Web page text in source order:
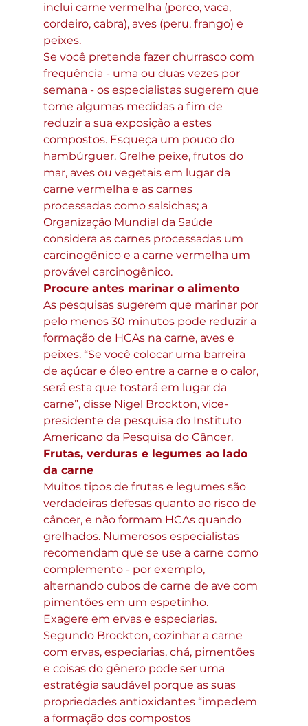
inclui carne vermelha (porco, vaca,
cordeiro, cabra), aves (peru, frango) e
peixes.
Se você pretende fazer churrasco com
frequência - uma ou duas vezes por
semana - os especialistas sugerem que
tome algumas medidas a fim de
reduzir a sua exposição a estes
compostos. Esqueça um pouco do
hambúrguer. Grelhe peixe, frutos do
mar, aves ou vegetais em lugar da
carne vermelha e as carnes
processadas como salsichas; a
Organização Mundial da Saúde
considera as carnes processadas um
carcinogênico e a carne vermelha um
provável carcinogênico.
Procure antes marinar o alimento
As pesquisas sugerem que marinar por
pelo menos 30 minutos pode reduzir a
formação de HCAs na carne, aves e
peixes. “Se você colocar uma barreira
de açúcar e óleo entre a carne e o calor,
será esta que tostará em lugar da
carne”, disse Nigel Brockton, vice-
presidente de pesquisa do Instituto
Americano da Pesquisa do Câncer.
Frutas, verduras e legumes ao lado
da carne
Muitos tipos de frutas e legumes são
verdadeiras defesas quanto ao risco de
câncer, e não formam HCAs quando
grelhados. Numerosos especialistas
recomendam que se use a carne como
complemento - por exemplo,
alternando cubos de carne de ave com
pimentões em um espetinho.
Exagere em ervas e especiarias.
Segundo Brockton, cozinhar a carne
com ervas, especiarias, chá, pimentões
e coisas do gênero pode ser uma
estratégia saudável porque as suas
propriedades antioxidantes “impedem
a formação dos compostos